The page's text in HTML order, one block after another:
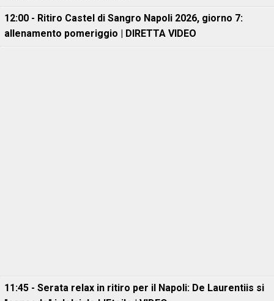
12:00 - Ritiro Castel di Sangro Napoli 2026, giorno 7:
allenamento pomeriggio | DIRETTA VIDEO
11:45 - Serata relax in ritiro per il Napoli: De Laurentiis si